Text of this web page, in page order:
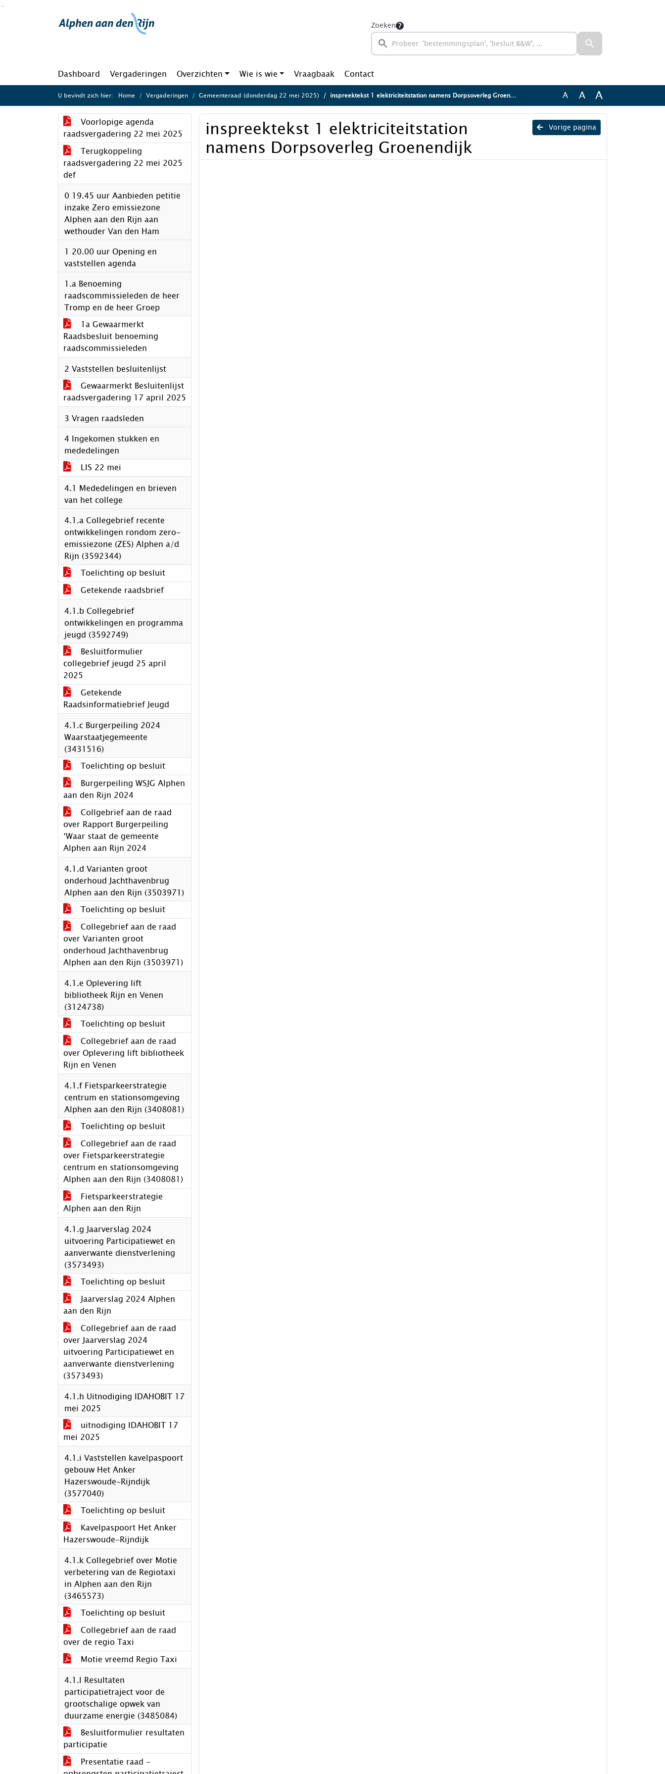
Ga naar de inhoud van deze pagina
Zoeken
Dashboard Vergaderingen Overzichten Wie is wie Vraagbaak Contact
U bevindt zich hier: Home Vergaderingen Gemeenteraad (donderdag 22 mei 2025) inspreektekst 1 elektriciteitstation namens Dorpsoverleg Groenendijk A A A
Voorlopige agenda
raadsvergadering 22 mei 2025
Terugkoppeling
raadsvergadering 22 mei 2025
def
0 19.45 uur Aanbieden petitie
inzake Zero emissiezone
Alphen aan den Rijn aan
wethouder Van den Ham
1 20.00 uur Opening en
vaststellen agenda
1.a Benoeming
raadscommissieleden de heer
Tromp en de heer Groep
1a Gewaarmerkt
Raadsbesluit benoeming
raadscommissieleden
2 Vaststellen besluitenlijst
Gewaarmerkt Besluitenlijst
raadsvergadering 17 april 2025
3 Vragen raadsleden
4 Ingekomen stukken en
mededelingen
LIS 22 mei
4.1 Mededelingen en brieven
van het college
4.1.a Collegebrief recente
ontwikkelingen rondom zero-
emissiezone (ZES) Alphen a/d
Rijn (3592344)
Toelichting op besluit
Getekende raadsbrief
4.1.b Collegebrief
ontwikkelingen en programma
jeugd (3592749)
Besluitformulier
collegebrief jeugd 25 april
2025
Getekende
Raadsinformatiebrief Jeugd
4.1.c Burgerpeiling 2024
Waarstaatjegemeente
(3431516)
Toelichting op besluit
Burgerpeiling WSJG Alphen
aan den Rijn 2024
Collgebrief aan de raad
over Rapport Burgerpeiling
‘Waar staat de gemeente
Alphen aan Rijn 2024
4.1.d Varianten groot
onderhoud Jachthavenbrug
Alphen aan den Rijn (3503971)
Toelichting op besluit
Collegebrief aan de raad
over Varianten groot
onderhoud Jachthavenbrug
Alphen aan den Rijn (3503971)
4.1.e Oplevering lift
bibliotheek Rijn en Venen
(3124738)
Toelichting op besluit
Collegebrief aan de raad
over Oplevering lift bibliotheek
Rijn en Venen
4.1.f Fietsparkeerstrategie
centrum en stationsomgeving
Alphen aan den Rijn (3408081)
Toelichting op besluit
Collegebrief aan de raad
over Fietsparkeerstrategie
centrum en stationsomgeving
Alphen aan den Rijn (3408081)
Fietsparkeerstrategie
Alphen aan den Rijn
4.1.g Jaarverslag 2024
uitvoering Participatiewet en
aanverwante dienstverlening
(3573493)
Toelichting op besluit
Jaarverslag 2024 Alphen
aan den Rijn
Collegebrief aan de raad
over Jaarverslag 2024
uitvoering Participatiewet en
aanverwante dienstverlening
(3573493)
4.1.h Uitnodiging IDAHOBIT 17
mei 2025
uitnodiging IDAHOBIT 17
mei 2025
4.1.i Vaststellen kavelpaspoort
gebouw Het Anker
Hazerswoude-Rijndijk
(3577040)
Toelichting op besluit
Kavelpaspoort Het Anker
Hazerswoude-Rijndijk
4.1.k Collegebrief over Motie
verbetering van de Regiotaxi
in Alphen aan den Rijn
(3465573)
Toelichting op besluit
Collegebrief aan de raad
over de regio Taxi
Motie vreemd Regio Taxi
4.1.l Resultaten
participatietraject voor de
grootschalige opwek van
duurzame energie (3485084)
Besluitformulier resultaten
participatie
Presentatie raad -
Vorige pagina
inspreektekst 1 elektriciteitstation
namens Dorpsoverleg Groenendijk